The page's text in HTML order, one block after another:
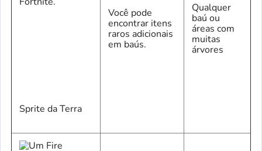
Sprite da Terra
Você pode
encontrar itens
raros adicionais
em baús.
Qualquer
baú ou
áreas com
muitas
árvores